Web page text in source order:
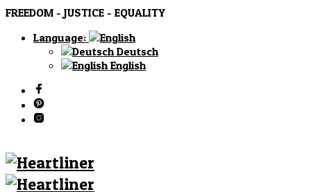
FREEDOM - JUSTICE - EQUALITY
Language:
Deutsch
English